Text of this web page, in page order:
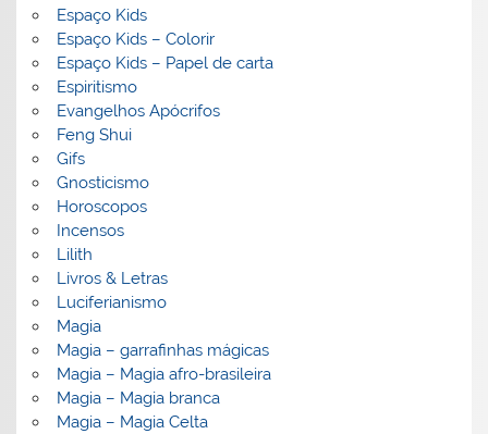
Espaço Kids
Espaço Kids – Colorir
Espaço Kids – Papel de carta
Espiritismo
Evangelhos Apócrifos
Feng Shui
Gifs
Gnosticismo
Horoscopos
Incensos
Lilith
Livros & Letras
Luciferianismo
Magia
Magia – garrafinhas mágicas
Magia – Magia afro-brasileira
Magia – Magia branca
Magia – Magia Celta